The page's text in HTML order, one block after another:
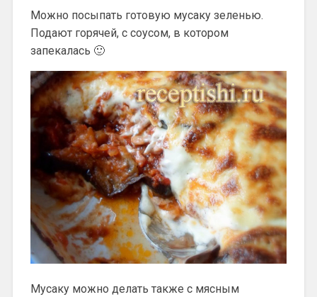
Можно посыпать готовую мусаку зеленью.
Подают горячей, с соусом, в котором
запекалась 🙂
Мусаку можно делать также с мясным